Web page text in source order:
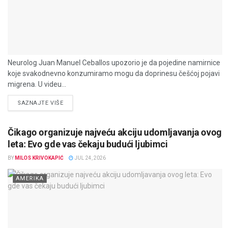
Neurolog Juan Manuel Ceballos upozorio je da pojedine namirnice
koje svakodnevno konzumiramo mogu da doprinesu češćoj pojavi
migrena. U videu...
SAZNAJTE VIŠEDETAILS
Čikago organizuje najveću akciju udomljavanja ovog
leta: Evo gde vas čekaju budući ljubimci
BY MILOS KRIVOKAPIĆ JUL 24, 2026
AMERIKA